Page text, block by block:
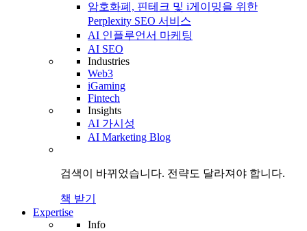
암호화폐, 핀테크 및 i게이밍을 위한
Perplexity SEO 서비스
AI 인플루언서 마케팅
AI SEO
Industries
Web3
iGaming
Fintech
Insights
AI 가시성
AI Marketing Blog
검색이 바뀌었습니다. 전략도 달라져야 합니다.
책 받기
Expertise
Info